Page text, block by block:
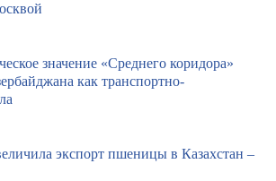
значение «Среднего коридора»
как транспортно-
экспорт пшеницы в Казахстан –